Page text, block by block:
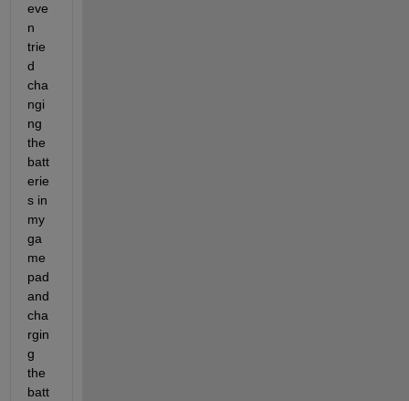
eve
n
trie
d
cha
ngi
ng
the
batt
erie
s in
my
ga
me
pad
and
cha
rgin
g
the
batt